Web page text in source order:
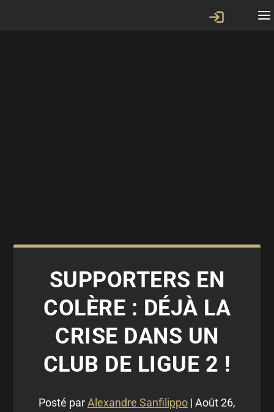
SUPPORTERS EN
COLÈRE : DÉJÀ LA
CRISE DANS UN
CLUB DE LIGUE 2 !
Posté parAlexandre Sanfilippo | Août 26,